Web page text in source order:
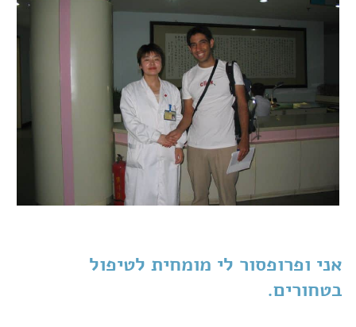
אני ופרופסור לי מומחית לטיפול
בטחורים.